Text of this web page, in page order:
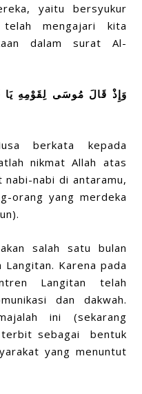
yaitu bersyukur
telah mengajari kita
dalam surat Al-
وَإِذْ قَالَ مُوسَى لِقَوْمِهِ يَا
berkata kepada
nikmat Allah atas
nabi-nabi di antaramu,
orang yang merdeka
salah satu bulan
Karena pada
Langitan telah
dan dakwah.
ini (sekarang
terbit sebagai bentuk
yang menuntut